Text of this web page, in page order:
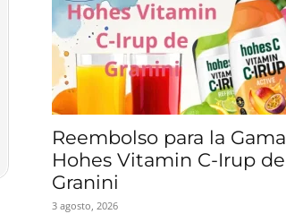
Reembolso para la Gama
Hohes Vitamin C-Irup de
Granini
3 agosto, 2026